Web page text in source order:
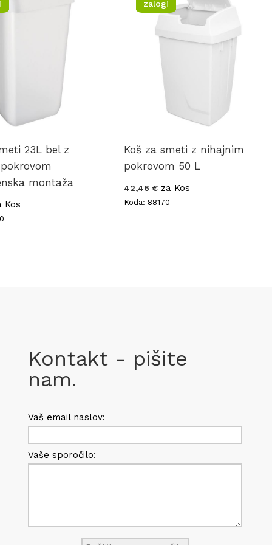
23L bel z
montaža
Kos
zalogi
Koš za smeti z nihajnim
pokrovom 50 L
42,46 € za Kos
Koda: 88170
Kontakt - pišite
nam.
Vaš email naslov:
Vaše sporočilo: